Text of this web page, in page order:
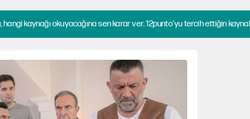
kaynağı okuyacağına sen karar ver. 12punto'yu tercih ettiğin